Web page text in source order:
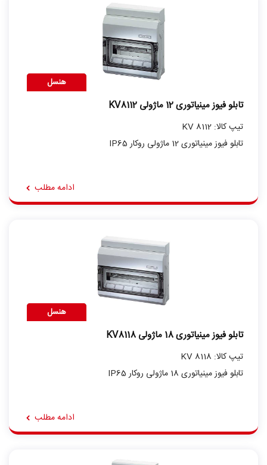
هنسل
تابلو فیوز مینیاتوری 12 ماژولی KV8112
تیپ کالا: KV 8112
تابلو فیوز مینیاتوری 12 ماژولی روکار IP65
ادامه مطلب
هنسل
تابلو فیوز مینیاتوری 18 ماژولی KV8118
تیپ کالا: KV 8118
تابلو فیوز مینیاتوری 18 ماژولی روکار IP65
ادامه مطلب